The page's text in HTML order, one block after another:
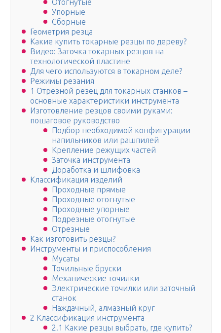
Отогнутые
Упорные
Сборные
Геометрия резца
Какие купить токарные резцы по дереву?
Видео: Заточка токарных резцов на
технологической пластине
Для чего используются в токарном деле?
Режимы резания
1 Отрезной резец для токарных станков –
основные характеристики инструмента
Изготовление резцов своими руками:
пошаговое руководство
Подбор необходимой конфигурации
напильников или рашпилей
Крепление режущих частей
Заточка инструмента
Доработка и шлифовка
Классификация изделий
Проходные прямые
Проходные отогнутые
Проходные упорные
Подрезные отогнутые
Отрезные
Как изготовить резцы?
Инструменты и приспособления
Мусаты
Точильные бруски
Механические точилки
Электрические точилки или заточный
станок
Наждачный, алмазный круг
2 Классификация инструмента
2.1 Какие резцы выбрать, где купить?